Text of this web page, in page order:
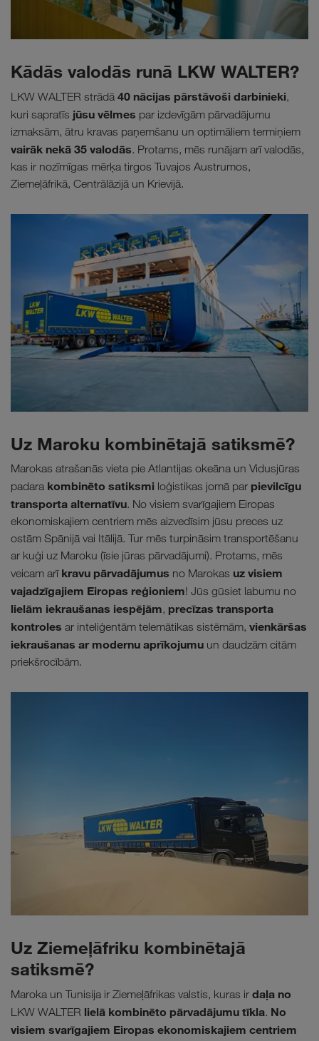
Kādās valodās runā LKW WALTER?
LKW WALTER strādā 40 nācijas pārstāvoši darbinieki,
kuri sapratīs jūsu vēlmes par izdevīgām pārvadājumu
izmaksām, ātru kravas paņemšanu un optimāliem termiņiem
vairāk nekā 35 valodās. Protams, mēs runājam arī valodās,
kas ir nozīmīgas mērķa tirgos Tuvajos Austrumos,
Ziemeļāfrikā, Centrālāzijā un Krievijā.
Uz Maroku kombinētajā satiksmē?
Marokas atrašanās vieta pie Atlantijas okeāna un Vidusjūras
padara kombinēto satiksmi loģistikas jomā par pievilcīgu
transporta alternatīvu. No visiem svarīgajiem Eiropas
ekonomiskajiem centriem mēs aizvedīsim jūsu preces uz
ostām Spānijā vai Itālijā. Tur mēs turpināsim transportēšanu
ar kuģi uz Maroku (īsie jūras pārvadājumi). Protams, mēs
veicam arī kravu pārvadājumus no Marokas uz visiem
vajadzīgajiem Eiropas reģioniem! Jūs gūsiet labumu no
lielām iekraušanas iespējām, precīzas transporta
kontroles ar inteliģentām telemātikas sistēmām, vienkāršas
iekraušanas ar modernu aprīkojumu un daudzām citām
priekšrocībām.
Uz Ziemeļāfriku kombinētajā
satiksmē?
Maroka un Tunisija ir Ziemeļāfrikas valstis, kuras ir daļa no
LKW WALTER lielā kombinēto pārvadājumu tīkla. No
visiem svarīgajiem Eiropas ekonomiskajiem centriem